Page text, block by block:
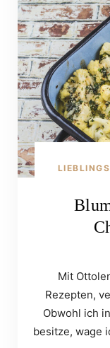
Mit
Rezepten,
Obwohl ich
besitze, wage